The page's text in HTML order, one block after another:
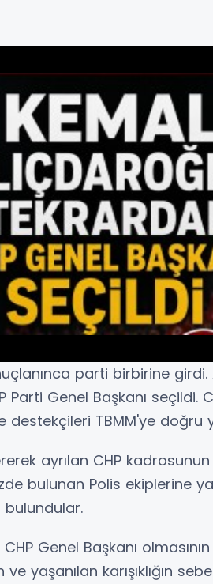
parti birbirine girdi.
Parti Genel Başkanı seçildi.
destekçileri TBMM'ye doğru
ayrılan CHP kadrosunun
bulunan Polis ekiplerine
bulundular.
Genel Başkanı olmasının
yaşanılan karışıklığın